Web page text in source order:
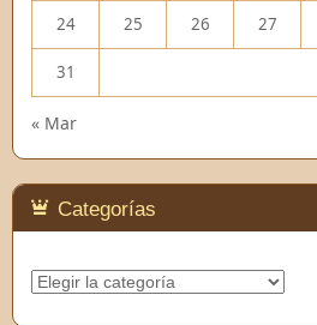
24 25 26 27
31
« Mar
Categorías
Categorías